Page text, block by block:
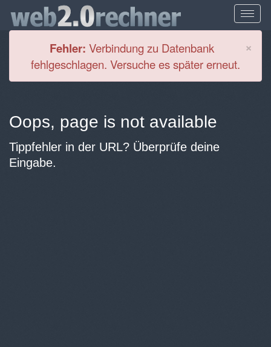
×
Fehler: Verbindung zu Datenbank
fehlgeschlagen. Versuche es später erneut.
Oops, page is not available
Tippfehler in der URL? Überprüfe deine
Eingabe.